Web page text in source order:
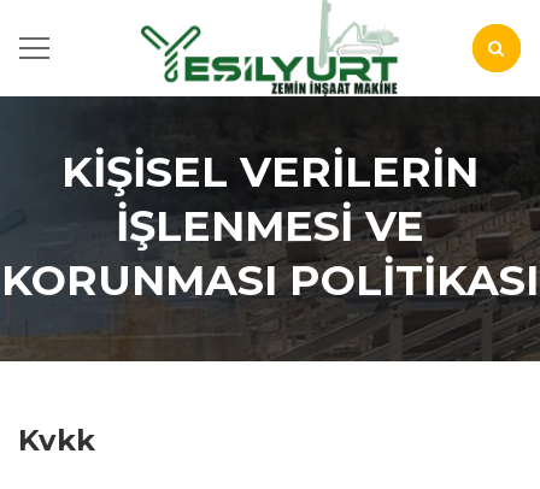
KİŞİSEL VERİLERİN
İŞLENMESİ VE
KORUNMASI POLİTİKASI
Kvkk